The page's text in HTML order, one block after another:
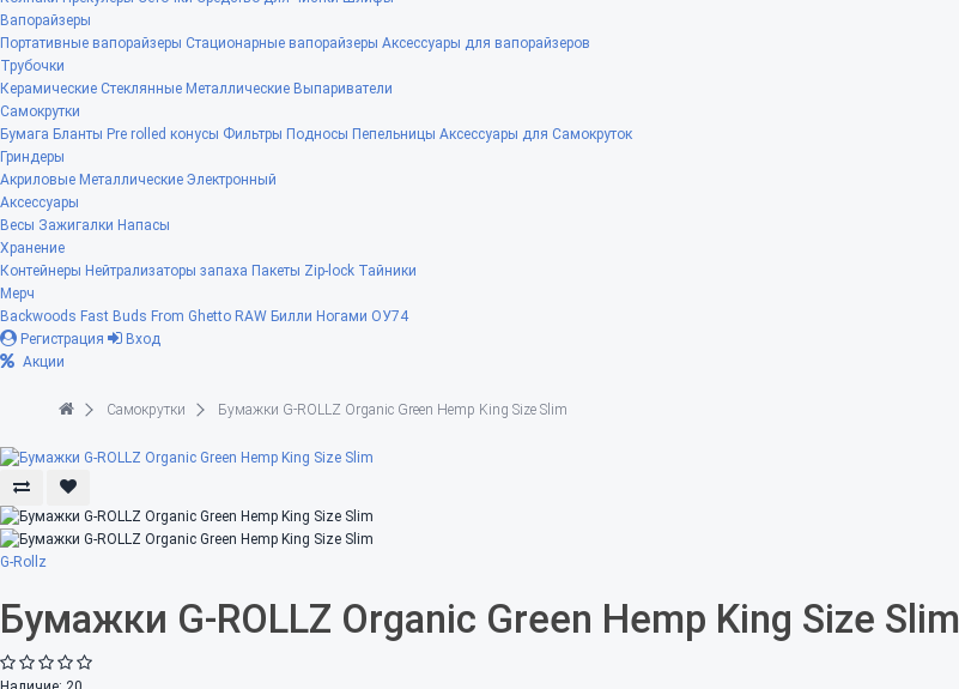
Вапорайзеры
Портативные вапорайзеры Стационарные вапорайзеры Аксессуары для вапорайзеров
Трубочки
Керамические Стеклянные Металлические Выпариватели
Самокрутки
Бумага Бланты Pre rolled конусы Фильтры Подносы Пепельницы Аксессуары для Самокруток
Гриндеры
Акриловые Металлические Электронный
Аксессуары
Весы Зажигалки Напасы
Хранение
Контейнеры Нейтрализаторы запаха Пакеты Zip-lock Тайники
Мерч
Backwoods Fast Buds From Ghetto RAW Билли Ногами ОУ74
Регистрация
Вход
Акции
Самокрутки Бумажки G-ROLLZ Organic Green Hemp King Size Slim
G-Rollz
Бумажки G-ROLLZ Organic Green Hemp King Size Slim